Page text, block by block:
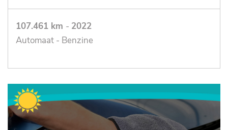
107.461 km - 2022
Automaat - Benzine